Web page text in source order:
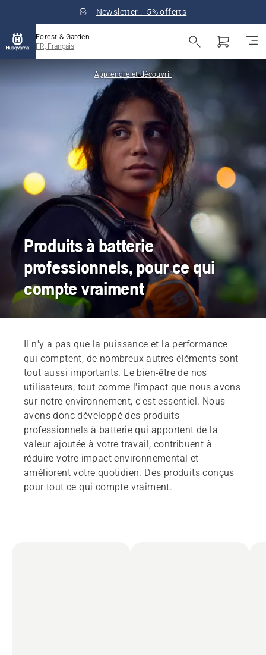
Newsletter : -5% offerts
Forest & Garden
FR, Français
Apprendre et découvrir
Produits à batterie
professionnels, pour ce qui
compte vraiment
Il n'y a pas que la puissance et la performance
qui comptent, de nombreux autres éléments sont
tout aussi importants. Le bien-être de nos
utilisateurs, tout comme l'impact que nous avons
sur notre environnement, c'est essentiel. Nous
avons donc développé des produits
professionnels à batterie qui apportent de la
valeur ajoutée à votre travail, contribuent à
réduire votre impact environnemental et
améliorent votre quotidien. Des produits conçus
pour tout ce qui compte vraiment.